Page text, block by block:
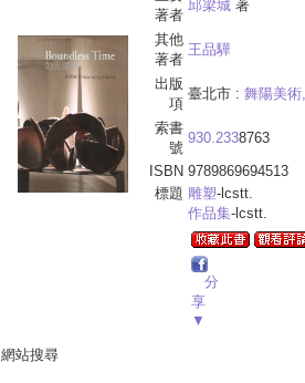
著者
邱梁城 著
其他
著者
王品驊
出版
項
臺北市 : 舞陽美術,
索書
號
930.2338763
ISBN 9789869694513
標題 雕塑-lcstt.
作品集-lcstt.
分
享
▼
網站搜尋